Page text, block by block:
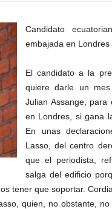
Candidato
embajada en Londres
El candidato a la
quiere darle un
Julian Assange, para
en Londres, si gana
En unas
Lasso, del centro
que el periodista,
salga del edificio
tener que soportar.
quien, no obstante,